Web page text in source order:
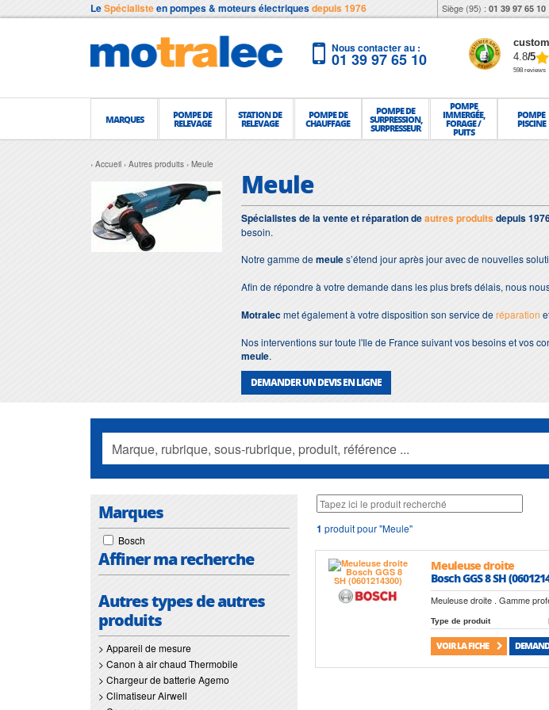
LeSpécialisteen pompes & moteurs électriquesdepuis 1976 Siège (95) : 01 39 97 65 10
Nous contacter au :
01 39 97 65 10 4.8/5
598 reviews
MARQUES POMPE DE
RELEVAGE
STATION DE
RELEVAGE
POMPE DE
CHAUFFAGE
POMPE DE
SURPRESSION,
SURPRESSEUR
POMPE
IMMERGÉE,
FORAGE /
PUITS
POMPE
PISCINE
Accueil Autres produits Meule
Meule
Spécialistes de la vente et réparation deautres produitsdepuis
besoin.
Notre gamme demeules’étend jour après jour avec de nouvelles
Afin de répondre à votre demande dans les plus brefs délais, nous
Motralecmet également à votre disposition son service deréparation
Nos interventions sur toute l'Ile de France suivant vos besoins et vos
meule.
DEMANDER UN DEVIS EN LIGNE
Marques
Bosch
Affiner ma recherche
Autres types de autres
produits
> Appareil de mesure
> Canon à air chaud Thermobile
> Chargeur de batterie Agemo
> Climatiseur Airwell
1 produit pour "Meule"
Meuleuse droite
Bosch GGS 8 SH
Meuleuse droite . Gamme
Type de produit
VOIR LA FICHE